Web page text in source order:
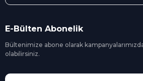
paketledikten sonra anlaşmalı olduğumuz
trim parçalarında geçerli olmak üzere ücretsiz
Sizler için sizlere volkswagen yedek parçanızı
E-Bülten Abonelik
Bültenimize abone olarak
olabilirsiniz.